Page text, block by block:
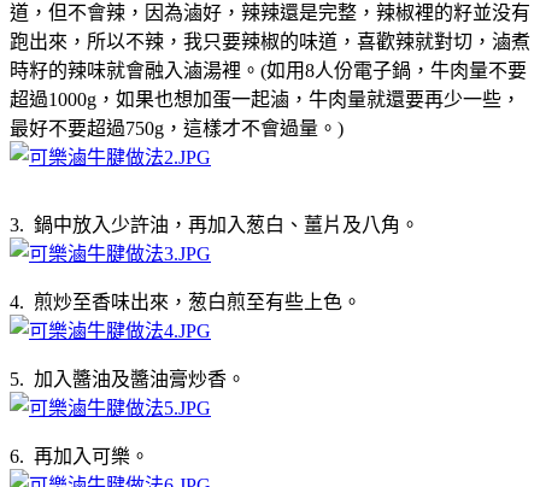
道，但不會辣，因為滷好，辣辣還是完整，辣椒裡的籽並没有
跑出來，所以不辣，我只要辣椒的味道，喜歡辣就對切，滷煮
時籽的辣味就會融入滷湯裡。(如用8人份電子鍋，牛肉量不要
超過1000g，如果也想加蛋一起滷，牛肉量就還要再少一些，
最好不要超過750g，這樣才不會過量。)
3. 鍋中放入少許油，再加入葱白、薑片及八角。
4. 煎炒至香味出來，葱白煎至有些上色。
5. 加入醬油及醬油膏炒香。
6. 再加入可樂。